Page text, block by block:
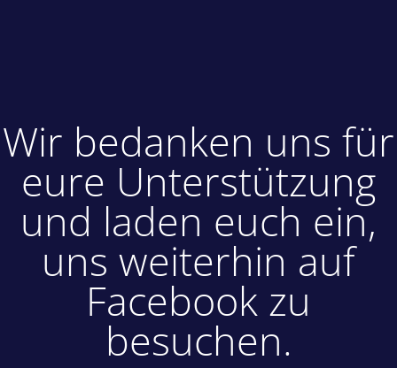
Wir bedanken uns für
eure Unterstützung
und laden euch ein,
uns weiterhin auf
Facebook zu
besuchen.